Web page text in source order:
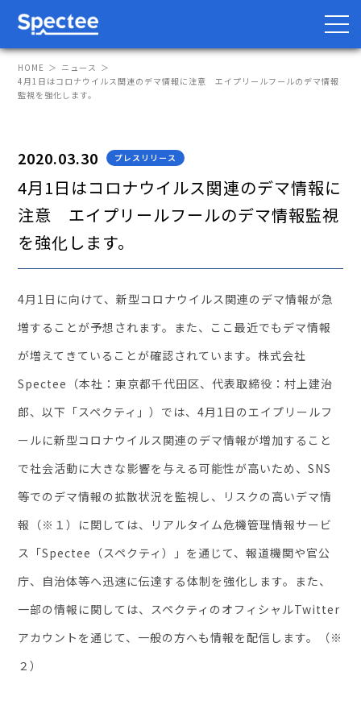
サービス
Spectee Pro
Spectee SCR
スマートリスク管理
レポート
セミナー・イベント
企業情報
沿革
パートナー
採用情報
HOME
ニュース
4月1日はコロナウイルス関連のデマ情報に注意 エイプリールフールのデマ情報
監視を強化します。
2020.03.30 プレスリリース
4月1日はコロナウイルス関連のデマ情報に
注意 エイプリールフールのデマ情報監視
を強化します。
4月1日に向けて、新型コロナウイルス関連のデマ情報が急
増することが予想されます。また、ここ最近でもデマ情報
が増えてきていることが確認されています。株式会社
Spectee（本社：東京都千代田区、代表取締役：村上建治
郎、以下「スペクティ」）では、4月1日のエイプリールフ
ールに新型コロナウイルス関連のデマ情報が増加すること
で社会活動に大きな影響を与える可能性が高いため、SNS
等でのデマ情報の拡散状況を監視し、リスクの高いデマ情
報（※１）に関しては、リアルタイム危機管理情報サービ
ス「Spectee（スペクティ）」を通じて、報道機関や官公
庁、自治体等へ迅速に伝達する体制を強化します。また、
一部の情報に関しては、スペクティのオフィシャルTwitter
アカウントを通じて、一般の方へも情報を配信します。（※
２）